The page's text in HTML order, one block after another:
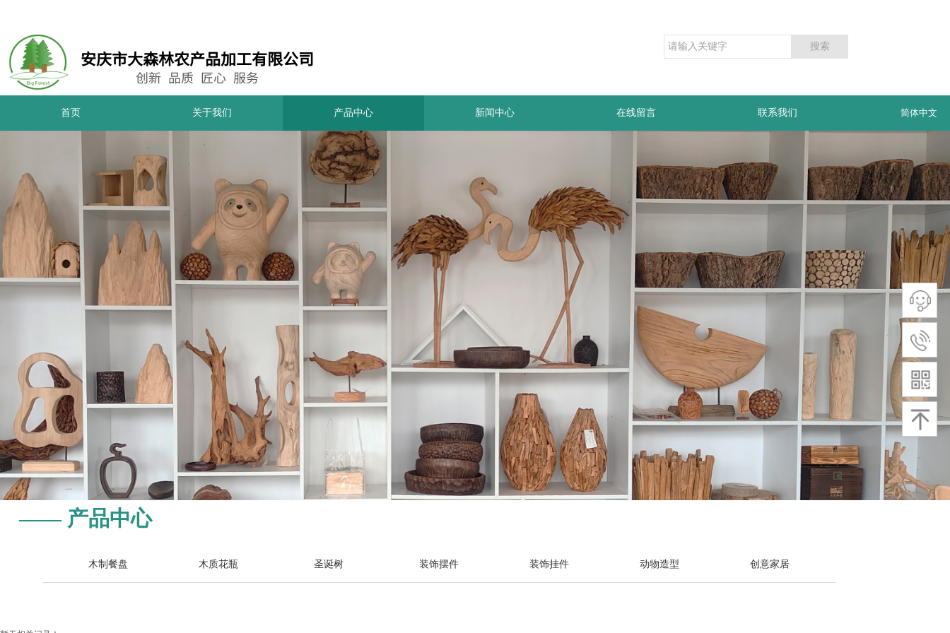
搜索
安庆市大森林农产品加工有限公司
创新 品质 匠心 服务
首页 关于我们 产品中心 新闻中心 在线留言 联系我们 简体中文
—— 产品中心
木制餐盘 木质花瓶 圣诞树 装饰摆件 装饰挂件 动物造型 创意家居